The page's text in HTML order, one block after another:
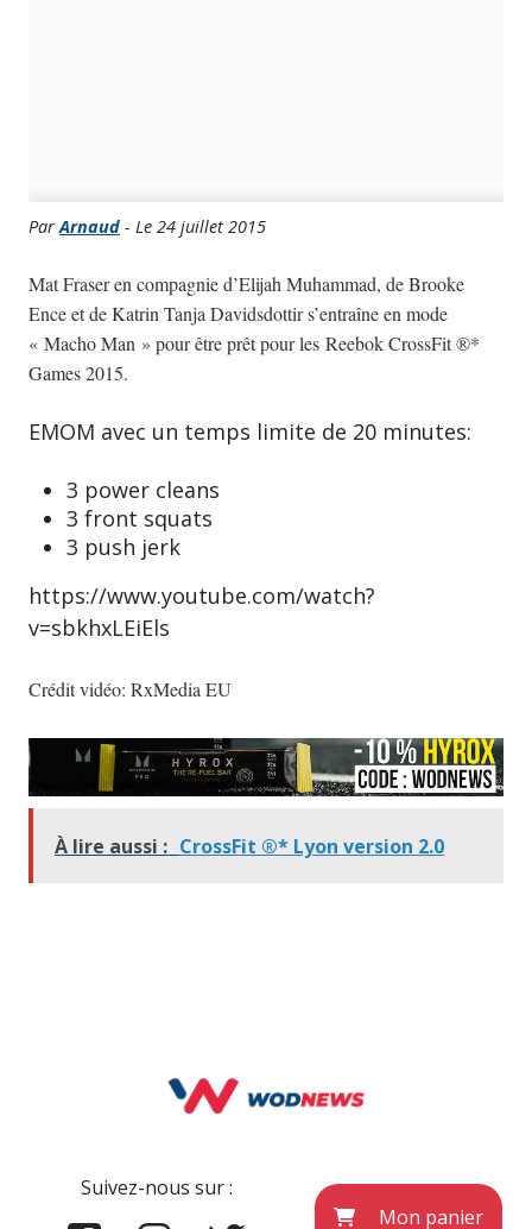
ParArnaud - Le 24 juillet 2015
Mat Fraser en compagnie d’Elijah Muhammad, de Brooke
Ence et de Katrin Tanja Davidsdottir s’entraîne en mode
« Macho Man » pour être prêt pour les Reebok CrossFit ®*
Games 2015.
EMOM avec un temps limite de 20 minutes:
3 power cleans
3 front squats
3 push jerk
https://www.youtube.com/watch?
v=sbkhxLEiEls
Crédit vidéo: RxMedia EU
À lire aussi : CrossFit ®* Lyon version 2.0
Suivez-nous sur :
Mon panier